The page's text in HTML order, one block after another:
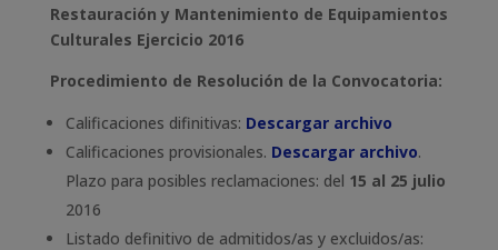
Restauración y Mantenimiento de Equipamientos
Culturales Ejercicio 2016
Procedimiento de Resolución de la Convocatoria:
Calificaciones difinitivas: Descargar archivo
Calificaciones provisionales. Descargar archivo.
Plazo para posibles reclamaciones: del 15 al 25 julio
2016
Listado definitivo de admitidos/as y excluidos/as: